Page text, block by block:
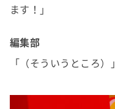
ます！」
編集部
「（そういうところ）」